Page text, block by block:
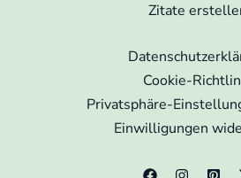
Zitate
Cookie-
Privatsphäre-
Einwilligungen